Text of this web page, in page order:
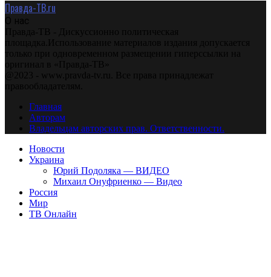
Правда-ТВ.ru
О нас
Правда-ТВ - Дискуссионно политическая
площадка.Использование материалов издания допускается
только при одновременном размещении гиперссылки на
оригинал в «Правда-ТВ»
@2023 - www.pravda-tv.ru. Все права принадлежат
правообладателям.
Главная
Авторам
Владельцам авторских прав. Ответственности.
Новости
Украина
Юрий Подоляка — ВИДЕО
Михаил Онуфриенко — Видео
Россия
Мир
ТВ Онлайн